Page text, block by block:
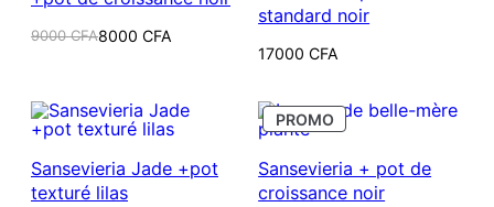
9000CFA
Le
9000 CFA.
8000 CFA
Le
8000 CFA.
standard noir
17000CFA
Sansevieria Jade +pot
texturé lilas
PROMOPRODUIT
EN
Sansevieria + pot de
croissance noir